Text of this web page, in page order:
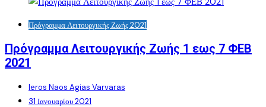
Πρόγραμμα Λειτουργικής Ζωής 2021
Πρόγραμμα Λειτουργικής Ζωής 1 εως 7 ΦΕΒ
2021
Ieros Naos Agias Varvaras
31 Ιανουαρίου 2021